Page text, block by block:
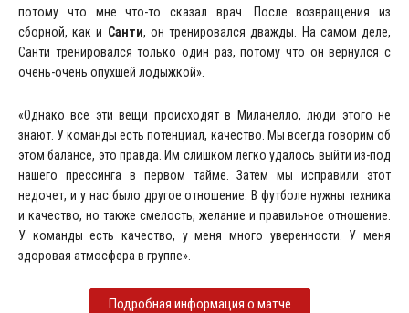
потому что мне что-то сказал врач. После возвращения из
сборной, как и Санти, он тренировался дважды. На самом деле,
Санти тренировался только один раз, потому что он вернулся с
очень-очень опухшей лодыжкой».
«Однако все эти вещи происходят в Миланелло, люди этого не
знают. У команды есть потенциал, качество. Мы всегда говорим об
этом балансе, это правда. Им слишком легко удалось выйти из-под
нашего прессинга в первом тайме. Затем мы исправили этот
недочет, и у нас было другое отношение. В футболе нужны техника
и качество, но также смелость, желание и правильное отношение.
У команды есть качество, у меня много уверенности. У меня
здоровая атмосфера в группе».
Подробная информация о матче